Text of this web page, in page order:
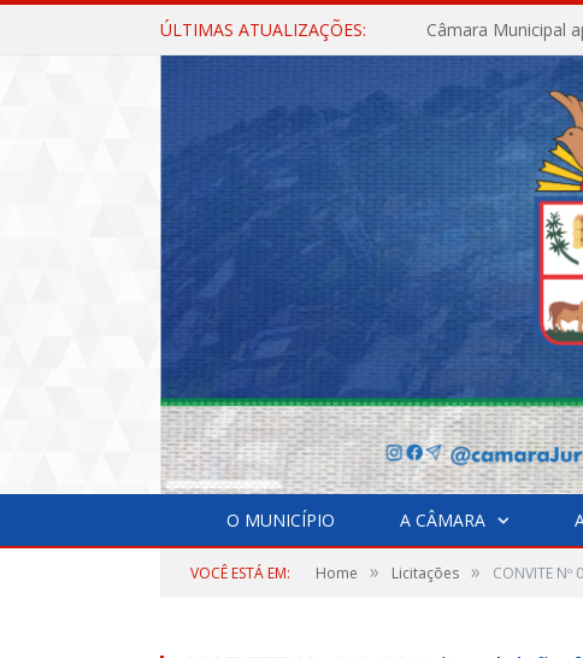
ÚLTIMAS ATUALIZAÇÕES:
O MUNICÍPIO A CÂMARA
VOCÊ ESTÁ EM: Home » Licitações » CONVITE